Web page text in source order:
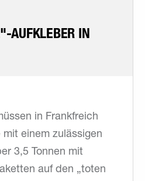
AUFKLEBER IN
in Frankfreich
einem zulässigen
3,5 Tonnen mit
auf den „toten